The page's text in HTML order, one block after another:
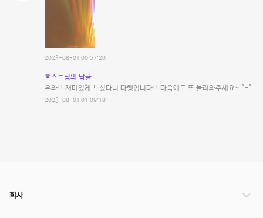
2023-08-01 00:57:20
호스트님의 답글
우와!! 재미있게 노셨다니 다행입니다!! 다음에도 또 놀러와주세요~ ^-^
2023-08-01 01:09:18
회사